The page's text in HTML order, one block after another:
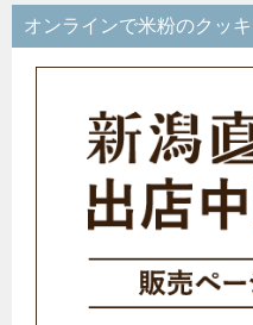
オンラインで米粉のクッ